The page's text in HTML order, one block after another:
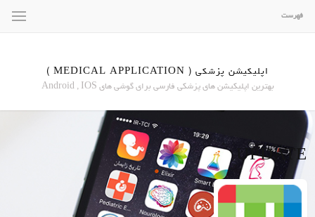
فهرست
اپلیکیشن پزشکی ( MEDICAL APPLICATION )
بهترین اپلیکیشن های پزشکی فارسی برای گوشی های Android , IOS
UPDATE